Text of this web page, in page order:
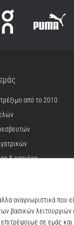
από το 2010
& καριέρα